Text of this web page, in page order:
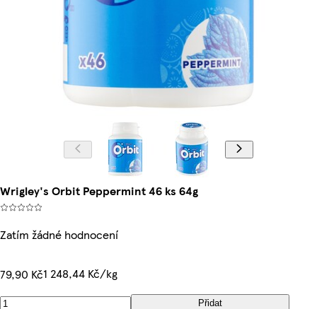
Wrigley's Orbit Peppermint 46 ks 64g
Zatím žádné hodnocení
79,90 Kč1 248,44 Kč/kg
Přidat